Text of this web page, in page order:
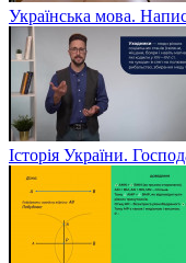
Українська мова.
Історія України.